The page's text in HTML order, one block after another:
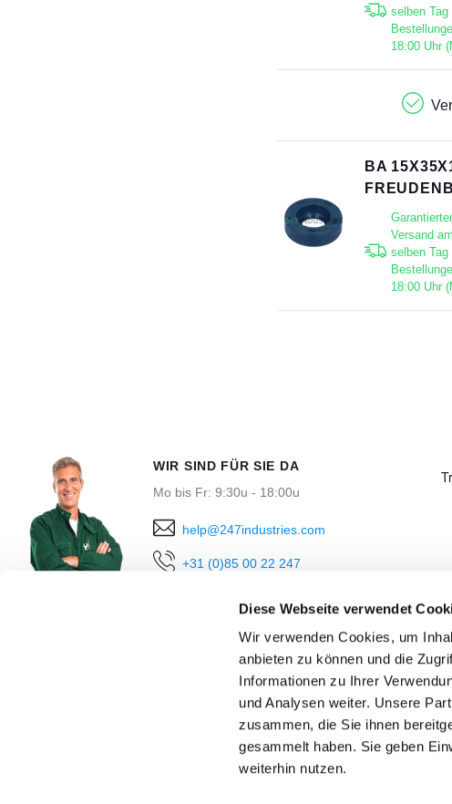
Diese Webseite verwendet
Wir verwenden Cookies, um
anbieten zu können und die
Informationen zu Ihrer
und Analysen weiter. Unsere
zusammen, die Sie ihnen
gesammelt haben. Sie geben
weiterhin nutzen.
selben Tag
18:00 Uhr
BA
Garantierter
Versand am
selben Tag
18:00 Uhr
WIR SIND FÜR SIE DA
Mo bis Fr: 9:30u - 18:00u
help@247industries.com
+31 (0)85 00 22 247